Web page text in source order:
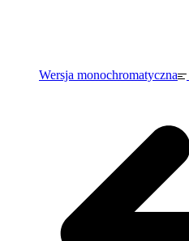
Wersja monochromatyczna